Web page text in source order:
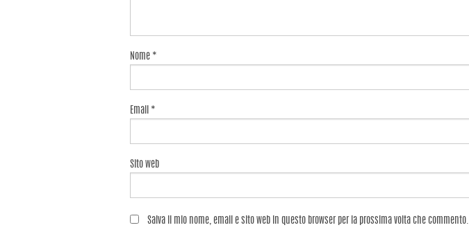
Nome *
Email *
Sito web
Salva il mio nome, email e sito web in questo browser per la prossima volta che commento.